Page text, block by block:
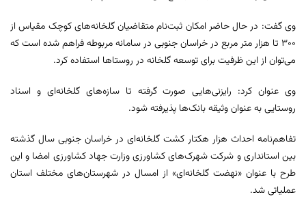
وی گفت: در حال حاضر امکان ثبت‌نام متقاضیان گلخانه‌های کوچک مقیاس از
۳۰۰ تا هزار متر مربع در خراسان جنوبی در سامانه مربوطه فراهم شده است که
می‌توان از این ظرفیت برای توسعه گلخانه در روستاها استفاده کرد.
وی عنوان کرد: رایزنی‌هایی صورت گرفته تا سازه‌های گلخانه‌ای و اسناد
روستایی به عنوان وثیقه بانک‌ها پذیرفته شود.
تفاهم‌نامه احداث هزار هکتار کشت گلخانه‌ای در خراسان جنوبی سال گذشته
بین استانداری و شرکت شهرک‌های کشاورزی وزارت جهاد کشاورزی امضا و این
طرح با عنوان «نهضت گلخانه‌ای» از امسال در شهرستان‌های مختلف استان
عملیاتی شد.